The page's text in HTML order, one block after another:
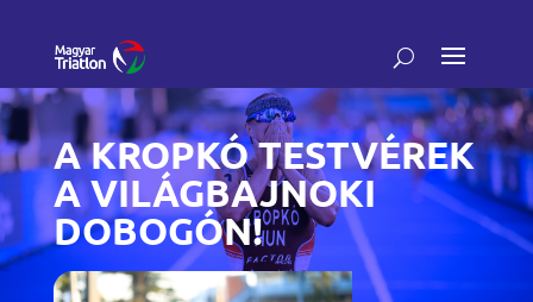
A KROPKÓ TESTVÉREK
A VILÁGBAJNOKI
DOBOGÓN!